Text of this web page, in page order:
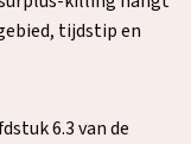
tijdstip en
6.3 van de